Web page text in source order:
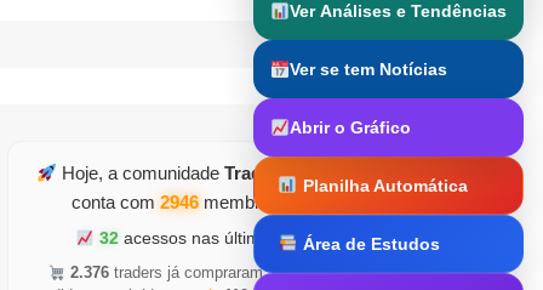
Trader Runner
Hoje, a comunidade TraderDicas.com
conta com 2946membros ativos
32acessos nas últimas horas
2.376 traders já compraram •
5.126
Ver Análises e Tendências
Ver se tem Notícias
Abrir o Gráfico
Planilha Automática
Área de Estudos